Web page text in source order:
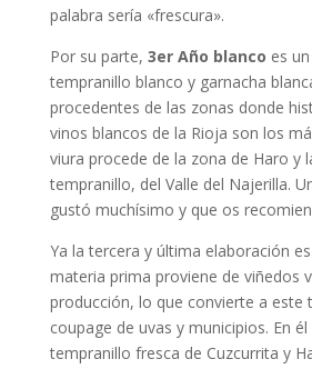
palabra sería «frescura».
Por su parte, 3er Año blanco es un
tempranillo blanco y garnacha
procedentes de las zonas donde
vinos blancos de la Rioja son los
viura procede de la zona de Haro y
tempranillo, del Valle del Najerilla.
gustó muchísimo y que os
Ya la tercera y última elaboración es
materia prima proviene de viñedos
producción, lo que convierte a este
coupage de uvas y municipios. En
tempranillo fresca de Cuzcurrita y